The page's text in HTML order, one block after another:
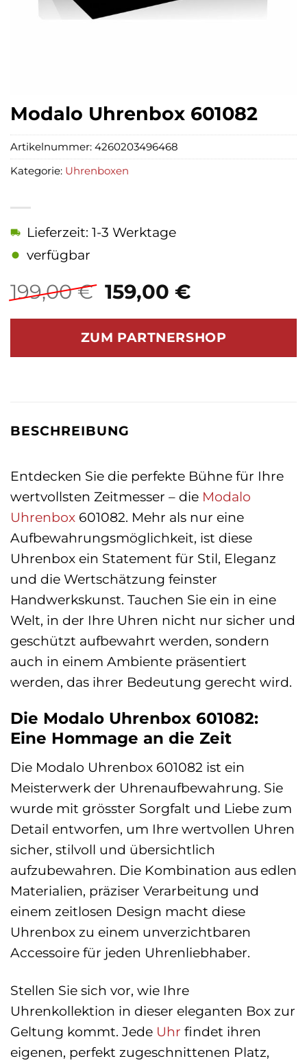
Modalo Uhrenbox 601082
199,00€ Ursprünglicher
Preis
war:
199,00 €
159,00 €Aktueller
ist:
159,00 €.
Lieferzeit: 1-3 Werktage
verfügbar
ZUM PARTNERSHOP
Artikelnummer: 4260203496468
Kategorie: Uhrenboxen
BESCHREIBUNG
Entdecken Sie die perfekte Bühne für Ihre
wertvollsten Zeitmesser – die Modalo
Uhrenbox 601082. Mehr als nur eine
Aufbewahrungsmöglichkeit, ist diese
Uhrenbox ein Statement für Stil, Eleganz
und die Wertschätzung feinster
Handwerkskunst. Tauchen Sie ein in eine
Welt, in der Ihre Uhren nicht nur sicher und
geschützt aufbewahrt werden, sondern
auch in einem Ambiente präsentiert
werden, das ihrer Bedeutung gerecht wird.
Die Modalo Uhrenbox 601082:
Eine Hommage an die Zeit
Die Modalo Uhrenbox 601082 ist ein
Meisterwerk der Uhrenaufbewahrung. Sie
wurde mit grösster Sorgfalt und Liebe zum
Detail entworfen, um Ihre wertvollen Uhren
sicher, stilvoll und übersichtlich
aufzubewahren. Die Kombination aus edlen
Materialien, präziser Verarbeitung und
einem zeitlosen Design macht diese
Uhrenbox zu einem unverzichtbaren
Accessoire für jeden Uhrenliebhaber.
Stellen Sie sich vor, wie Ihre
Uhrenkollektion in dieser eleganten Box zur
Geltung kommt. Jede Uhr findet ihren
eigenen, perfekt zugeschnittenen Platz,